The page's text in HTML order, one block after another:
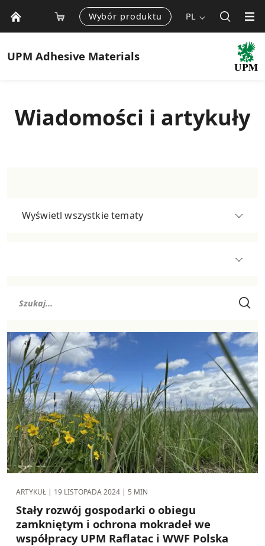
Wybór produktu PL
UPM Adhesive Materials
Wiadomości i artykuły
Wyświetl wszystkie tematy
ARTYKUŁ | 19 LISTOPADA 2024 | 5 MIN
Stały rozwój gospodarki o obiegu
zamkniętym i ochrona mokradeł we
współpracy UPM Raflatac i WWF Polska